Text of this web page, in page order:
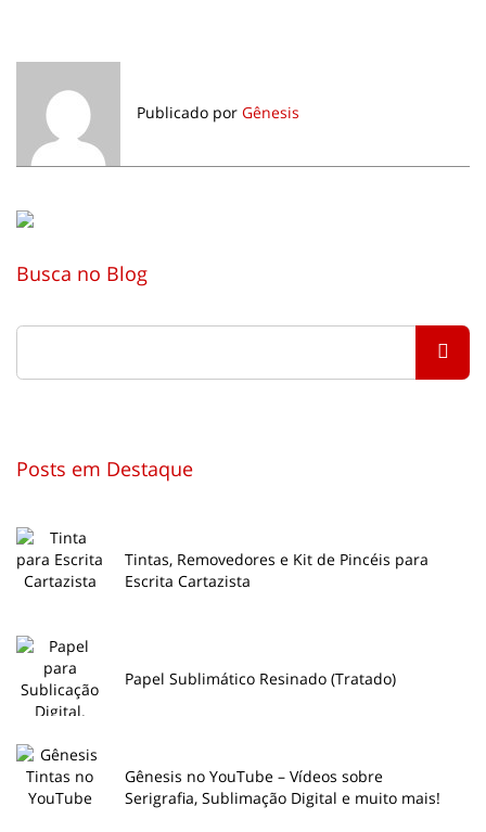
Publicado por Gênesis
Busca no Blog
Posts em Destaque
Tintas, Removedores e Kit de Pincéis para
Escrita Cartazista
Papel Sublimático Resinado (Tratado)
Gênesis no YouTube – Vídeos sobre
Serigrafia, Sublimação Digital e muito mais!